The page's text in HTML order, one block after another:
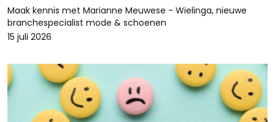
Maak kennis met Marianne Meuwese - Wielinga, nieuwe
branchespecialist mode & schoenen
15 juli 2026